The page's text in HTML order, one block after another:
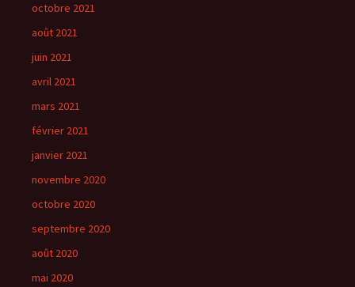
octobre 2021
août 2021
juin 2021
avril 2021
mars 2021
février 2021
janvier 2021
novembre 2020
octobre 2020
septembre 2020
août 2020
mai 2020